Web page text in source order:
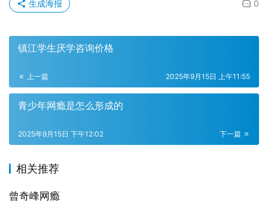
0
生成海报
镇江学生厌学咨询价格
上一篇 2025年9月15日 上午11:55
青少年网瘾是怎么形成的
下一篇
2025年9月15日 下午12:02
相关推荐
曾奇峰网瘾